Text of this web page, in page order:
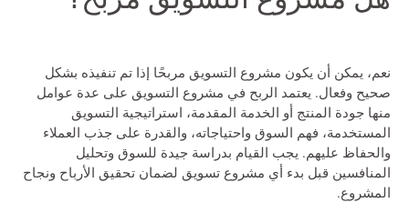
نعم، يمكن أن يكون مشروع التسويق مربحًا إذا تم تنفيذه بشكل
صحيح وفعال. يعتمد الربح في مشروع التسويق على عدة عوامل
منها جودة المنتج أو الخدمة المقدمة، استراتيجية التسويق
المستخدمة، فهم السوق واحتياجاته، والقدرة على جذب العملاء
والحفاظ عليهم. يجب القيام بدراسة جيدة للسوق وتحليل
المنافسين قبل بدء أي مشروع تسويق لضمان تحقيق الأرباح ونجاح
المشروع.